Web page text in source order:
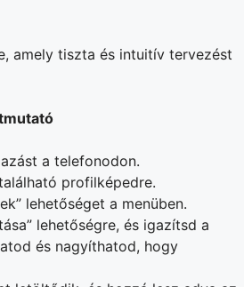
amely tiszta és intuitív tervezést
a telefonodon.
profilképedre.
lehetőséget a menüben.
lehetőségre, és igazítsd a
és nagyíthatod, hogy